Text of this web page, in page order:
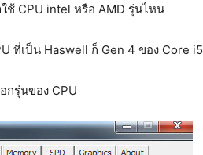
ช้ CPU intel หรือ AMD รุ่นไหน
ที่เป็น Haswell ก็ Gen 4 ของ Core i5
กรุ่นของ CPU